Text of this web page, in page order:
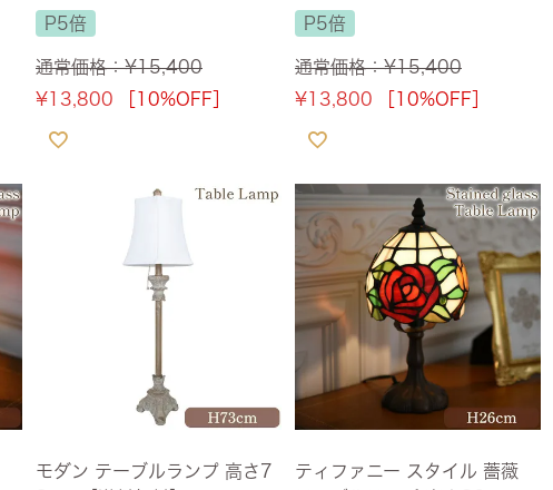
【送料無料】
P5倍
通常価格：¥15,400
¥13,800 ［10%OFF］
【送料無料】
P5倍
通常価格：¥15,400
¥13,800 ［10%OFF］
モダン テーブルランプ 高さ7
ティファニー スタイル 薔薇